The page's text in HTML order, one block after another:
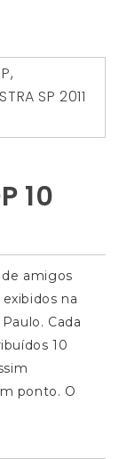
,
SP 2011
10
amigos
na
Cada
10
ponto. O